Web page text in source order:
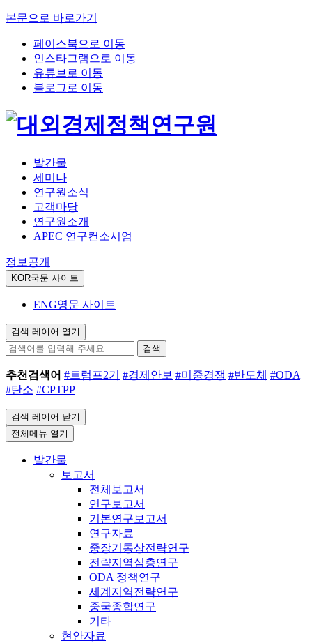
본문으로 바로가기
페이스북으로 이동
인스타그램으로 이동
유튜브로 이동
블로그로 이동
발간물
세미나
연구원소식
고객마당
연구원소개
APEC 연구컨소시엄
정보공개
KOR국문 사이트
ENG영문 사이트
검색 레이어 열기
검색
추천검색어 #트럼프2기 #경제안보 #미중경쟁 #반도체 #ODA
#탄소 #CPTPP
검색 레이어 닫기
전체메뉴 열기
발간물
보고서
전체보고서
연구보고서
기본연구보고서
연구자료
중장기통상전략연구
전략지역심층연구
ODA 정책연구
세계지역전략연구
중국종합연구
기타
현안자료